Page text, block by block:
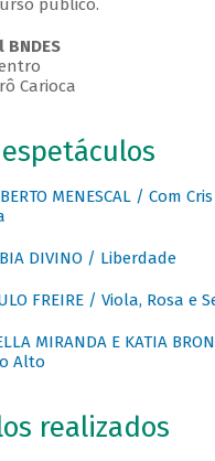
público.
Carioca
MENESCAL / Com
DIVINO / Liberdade
FREIRE / Viola, Rosa e
MIRANDA E KATIA
Alto
realizados